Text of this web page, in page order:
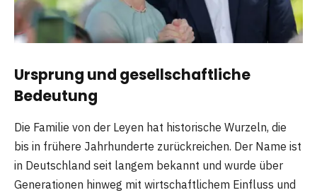
Ursprung und gesellschaftliche
Bedeutung
Die Familie von der Leyen hat historische Wurzeln, die
bis in frühere Jahrhunderte zurückreichen. Der Name ist
in Deutschland seit langem bekannt und wurde über
Generationen hinweg mit wirtschaftlichem Einfluss und